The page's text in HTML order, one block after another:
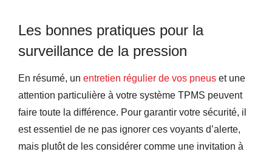
Les bonnes pratiques pour la
surveillance de la pression
En résumé, un entretien régulier de vos pneus et une
attention particulière à votre système TPMS peuvent
faire toute la différence. Pour garantir votre sécurité, il
est essentiel de ne pas ignorer ces voyants d’alerte,
mais plutôt de les considérer comme une invitation à